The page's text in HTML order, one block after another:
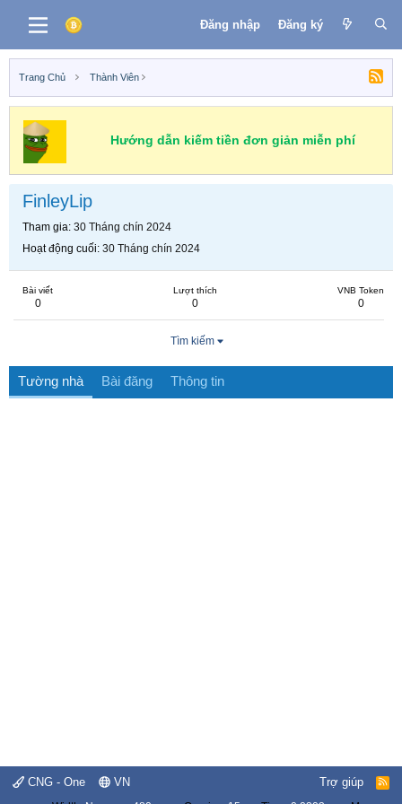
Đăng nhập Đăng ký
Trang Chủ Thành Viên
Hướng dẫn kiếm tiền đơn giản miễn phí
FinleyLip
Tham gia 30 Tháng chín 2024
Hoạt động cuối 30 Tháng chín 2024
Bài viết
0
Lượt thích
0
VNB Token
0
Tìm kiếm
Tường nhà Bài đăng Thông tin
CNG - One VN Trợ giúp
R